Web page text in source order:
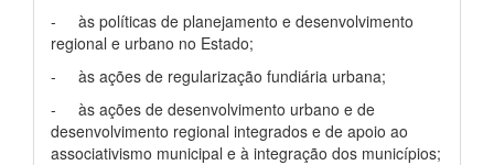
- às políticas de planejamento e desenvolvimento
regional e urbano no Estado;
- às ações de regularização fundiária urbana;
- às ações de desenvolvimento urbano e de
desenvolvimento regional integrados e de apoio ao
associativismo municipal e à integração dos municípios;